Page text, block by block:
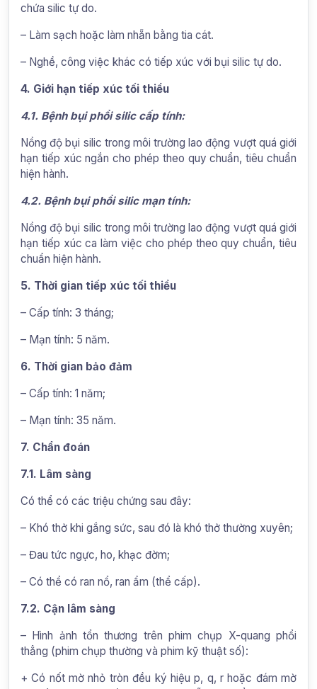
chứa silic tự do.
– Làm sạch hoặc làm nhẵn bằng tia cát.
– Nghề, công việc khác có tiếp xúc với bụi silic tự do.
4. Giới hạn tiếp xúc tối thiểu
4.1. Bệnh bụi phổi silic cấp tính:
Nồng độ bụi silic trong môi trường lao động vượt quá giới
hạn tiếp xúc ngắn cho phép theo quy chuẩn, tiêu chuẩn
hiện hành.
4.2. Bệnh bụi phổi silic mạn tính:
Nồng độ bụi silic trong môi trường lao động vượt quá giới
hạn tiếp xúc ca làm việc cho phép theo quy chuẩn, tiêu
chuẩn hiện hành.
5. Thời gian tiếp xúc tối thiểu
– Cấp tính: 3 tháng;
– Mạn tính: 5 năm.
6. Thời gian bảo đảm
– Cấp tính: 1 năm;
– Mạn tính: 35 năm.
7. Chẩn đoán
7.1. Lâm sàng
Có thể có các triệu chứng sau đây:
– Khó thở khi gắng sức, sau đó là khó thở thường xuyên;
– Đau tức ngực, ho, khạc đờm;
– Có thể có ran nổ, ran ẩm (thể cấp).
7.2. Cận lâm sàng
– Hình ảnh tổn thương trên phim chụp X-quang phổi
thẳng (phim chụp thường và phim kỹ thuật số):
+ Có nốt mờ nhỏ tròn đều ký hiệu p, q, r hoặc đám mờ